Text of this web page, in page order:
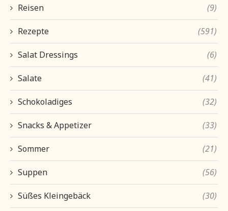
Reisen (9)
Rezepte (591)
Salat Dressings (6)
Salate (41)
Schokoladiges (32)
Snacks & Appetizer (33)
Sommer (21)
Suppen (56)
Süßes Kleingebäck (30)